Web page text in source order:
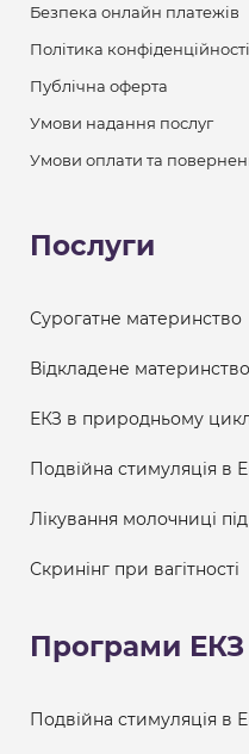
Безпека онлайн платежів
Політика конфіденційності
Публічна оферта
Умови надання послуг
Умови оплати та
Послуги
Сурогатне материнство
Відкладене материнство
ЕКЗ в природньому
Подвійна стимуляція в
Лікування молочниці під
Скринінг при вагітності
Програми ЕКЗ
Подвійна стимуляція в